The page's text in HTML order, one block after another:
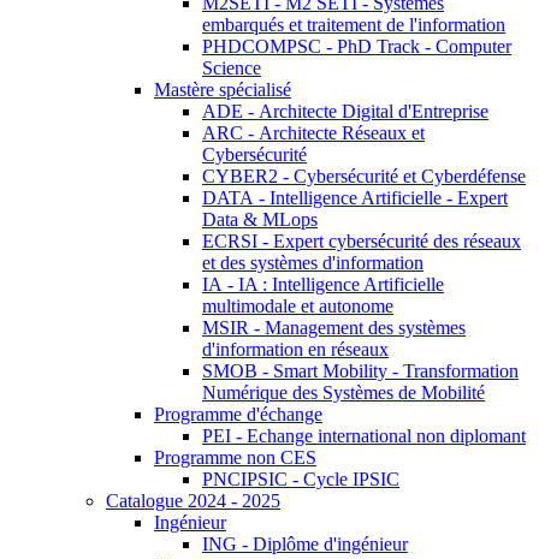
embarqués et traitement de l'information
PHDCOMPSC - PhD Track - Computer
Science
Mastère spécialisé
ADE - Architecte Digital d'Entreprise
ARC - Architecte Réseaux et
Cybersécurité
CYBER2 - Cybersécurité et Cyberdéfense
DATA - Intelligence Artificielle - Expert
Data & MLops
ECRSI - Expert cybersécurité des réseaux
et des systèmes d'information
IA - IA : Intelligence Artificielle
multimodale et autonome
MSIR - Management des systèmes
d'information en réseaux
SMOB - Smart Mobility - Transformation
Numérique des Systèmes de Mobilité
Programme d'échange
PEI - Echange international non diplomant
Programme non CES
PNCIPSIC - Cycle IPSIC
Catalogue 2024 - 2025
Ingénieur
ING - Diplôme d'ingénieur